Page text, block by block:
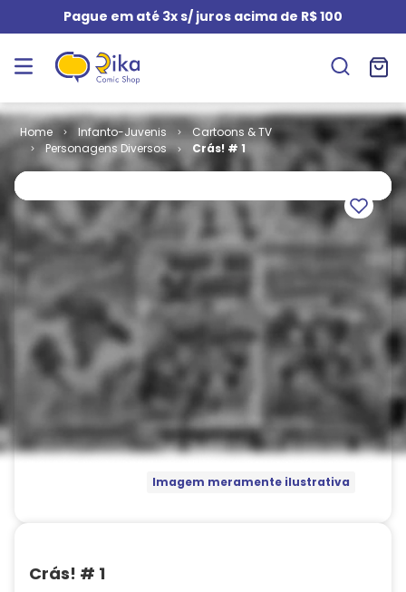
Pague em até 3x s/ juros acima de R$ 100
Infanto-Juvenis
Cartoons & TV
Personagens Diversos
Crás! # 1
Imagem meramente ilustrativa
Crás! # 1